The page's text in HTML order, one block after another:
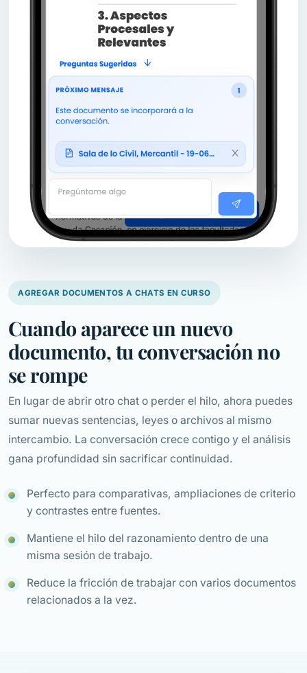
AGREGAR DOCUMENTOS A CHATS EN CURSO
Cuando aparece un nuevo
documento, tu conversación no
se rompe
En lugar de abrir otro chat o perder el hilo, ahora puedes
sumar nuevas sentencias, leyes o archivos al mismo
intercambio. La conversación crece contigo y el análisis
gana profundidad sin sacrificar continuidad.
Perfecto para comparativas, ampliaciones de criterio
y contrastes entre fuentes.
Mantiene el hilo del razonamiento dentro de una
misma sesión de trabajo.
Reduce la fricción de trabajar con varios documentos
relacionados a la vez.